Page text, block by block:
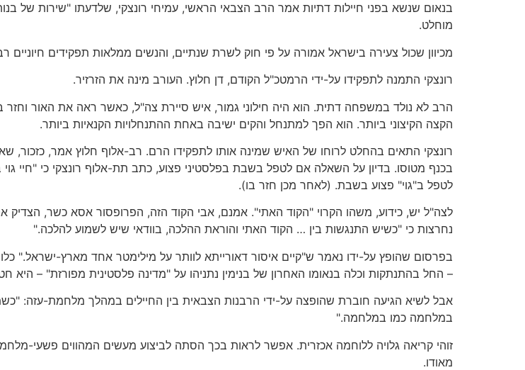
בנאום שנשא בפני חיילות דתיות אמר הרב הצבאי הראשי, עמיחי רונצקי, שלדעתו "שירות של
מוחלט.
מכיוון שכול צעירה בישראל אמורה על פי חוק לשרת שנתיים, והנשים ממלאות תפקידים
רונצקי התמנה לתפקידו על-ידי הרמטכ"ל הקודם, דן חלוץ. העורב מינה את הזרזיר.
הרב לא נולד במשפחה דתית. הוא היה חילוני גמור, איש סיירת צה"ל, כאשר ראה את האור
הקצה הקיצוני ביותר. הוא הפך למתנחל והקים ישיבה באחת ההתנחלויות הקנאיות ביותר.
רונצקי התאים בהחלט לרוחו של האיש שמינה אותו לתפקידו הרם. רב-אלוף חלוץ אמר, כזכור,
בכנף מטוסו. בדיון על השאלה אם לטפל בשבת בפלסטיני פצוע, כתב תת-אלוף רונצקי כי "חיי
לטפל ב"גוי" פצוע בשבת. (לאחר מכן חזר בו).
לצה"ל יש, כידוע, משהו הקרוי "הקוד האתי". אמנם, אבי הקוד הזה, הפרופסור אסא כשר, הצדיק
נחרצות כי "כשיש התנגשות בין … הקוד האתי והוראת ההלכה, בוודאי שיש לשמוע להלכה."
בפרסום שהופץ על-ידו נאמר ש"קיים איסור דאורייתא לוותר על מילימטר אחד מארץ-
– החל בהתנתקות וכלה בנאומו האחרון של בנימין נתניהו על "מדינה פלסטינית מפורזת" – היא
אבל לשיא הגיעה חוברת שהופצה על-ידי הרבנות הצבאית בין החיילים במהלך מלחמת-עזה:
במלחמה כמו במלחמה."
זוהי קריאה גלויה ללוחמה אכזרית. אפשר לראות בכך הסתה לביצוע מעשים המהווים פשעי-
מאודו.